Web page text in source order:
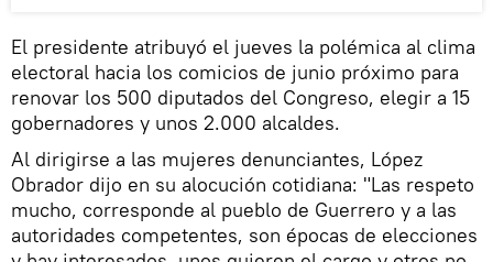
El presidente atribuyó el jueves la polémica al clima
electoral hacia los comicios de junio próximo para
renovar los 500 diputados del Congreso, elegir a 15
gobernadores y unos 2.000 alcaldes.
Al dirigirse a las mujeres denunciantes, López
Obrador dijo en su alocución cotidiana: "Las respeto
mucho, corresponde al pueblo de Guerrero y a las
autoridades competentes, son épocas de elecciones